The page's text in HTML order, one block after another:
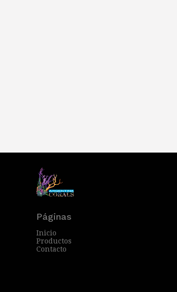
Páginas
Inicio
Productos
Contacto